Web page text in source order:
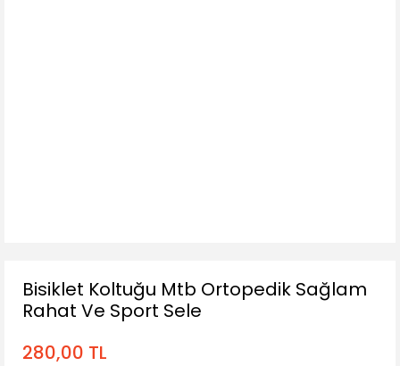
Bisiklet Koltuğu Mtb Ortopedik Sağlam
Rahat Ve Sport Sele
280,00 TL